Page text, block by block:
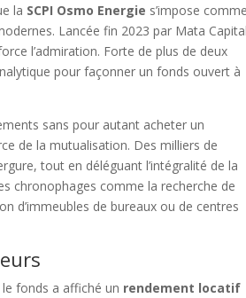
la SCPI Osmo Energie s’impose
Lancée fin 2023 par Mata
l’admiration. Forte de plus de deux
pour façonner un fonds ouvert à
sans pour autant acheter un
de la mutualisation. Des milliers de
tout en déléguant l’intégralité de la
chronophages comme la recherche de
d’immeubles de bureaux ou de centres
fonds a affiché un rendement locatif